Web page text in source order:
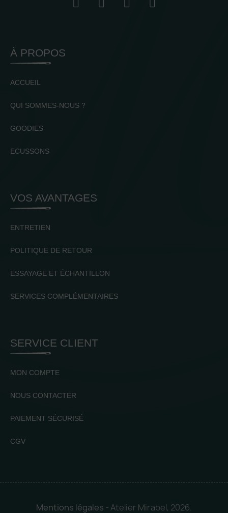
À PROPOS
ACCUEIL
QUI SOMMES-NOUS ?
GOODIES
ECUSSONS
VOS AVANTAGES
ENTRETIEN
POLITIQUE DE RETOUR
ESSAYAGE ET ÉCHANTILLON
SERVICES COMPLÉMENTAIRES
SERVICE CLIENT
MON COMPTE
NOUS CONTACTER
PAIEMENT SÉCURISÉ
CGV
Mentions légales - Atelier Mirabel, 2026.